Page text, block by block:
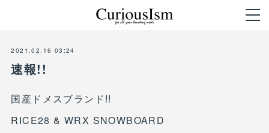
2021.02.16 03:24
速報!!
国産ドメスブランド!!
RICE28 & WRX SNOWBOARD